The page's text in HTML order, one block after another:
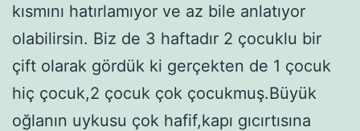
kısmını hatırlamıyor ve az bile anlatıyor
olabilirsin. Biz de 3 haftadır 2 çocuklu bir
çift olarak gördük ki gerçekten de 1 çocuk
hiç çocuk,2 çocuk çok çocukmuş.Büyük
oğlanın uykusu çok hafif,kapı gıcırtısına